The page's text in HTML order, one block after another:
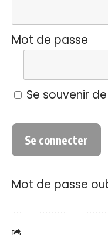
Mot de passe
Se souvenir
Mot de passe